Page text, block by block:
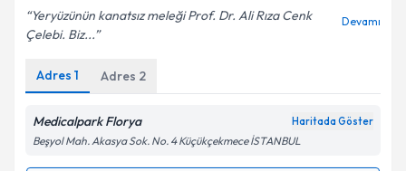
Yeryüzünün kanatsız meleği Prof. Dr. Ali Rıza Cenk
Çelebi. Biz...
Devamı
Adres 1 Adres 2
Medicalpark Florya Haritada Göster
Beşyol Mah. Akasya Sok. No. 4 Küçükçekmece İSTANBUL